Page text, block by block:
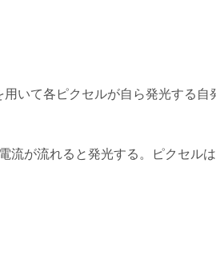
用いて各ピクセルが自ら発光する
流が流れると発光する。ピクセルは